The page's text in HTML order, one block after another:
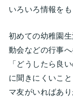
いろいろ情報を
初めての幼稚園
動会などの行事
「どうしたら良
に聞きにくいこ
マ友がいればあ